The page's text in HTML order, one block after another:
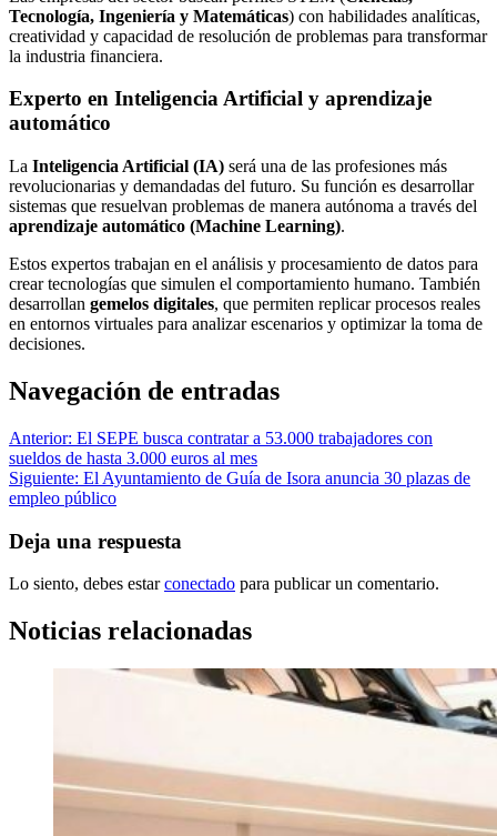
Tecnología, Ingeniería y Matemáticas) con habilidades analíticas,
creatividad y capacidad de resolución de problemas para transformar
la industria financiera.
Experto en Inteligencia Artificial y aprendizaje
automático
La Inteligencia Artificial (IA) será una de las profesiones más
revolucionarias y demandadas del futuro. Su función es desarrollar
sistemas que resuelvan problemas de manera autónoma a través del
aprendizaje automático (Machine Learning).
Estos expertos trabajan en el análisis y procesamiento de datos para
crear tecnologías que simulen el comportamiento humano. También
desarrollan gemelos digitales, que permiten replicar procesos reales
en entornos virtuales para analizar escenarios y optimizar la toma de
decisiones.
Navegación de entradas
Anterior: El SEPE busca contratar a 53.000 trabajadores con
sueldos de hasta 3.000 euros al mes
Siguiente: El Ayuntamiento de Guía de Isora anuncia 30 plazas de
empleo público
Deja una respuesta
Lo siento, debes estarconectado para publicar un comentario.
Noticias relacionadas